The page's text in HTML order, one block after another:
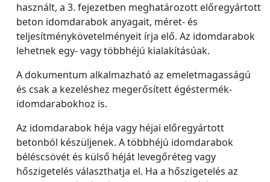
használt, a 3. fejezetben meghatározott előregyártott
beton idomdarabok anyagait, méret- és
teljesítménykövetelményeit írja elő. Az idomdarabok
lehetnek egy- vagy többhéjú kialakításúak.
A dokumentum alkalmazható az emeletmagasságú
és csak a kezeléshez megerősített égéstermék-
idomdarabokhoz is.
Az idomdarabok héja vagy héjai előregyártott
betonból készüljenek. A többhéjú idomdarabok
béléscsövét és külső héját levegőréteg vagy
hőszigetelés választhatja el. Ha a hőszigetelés az